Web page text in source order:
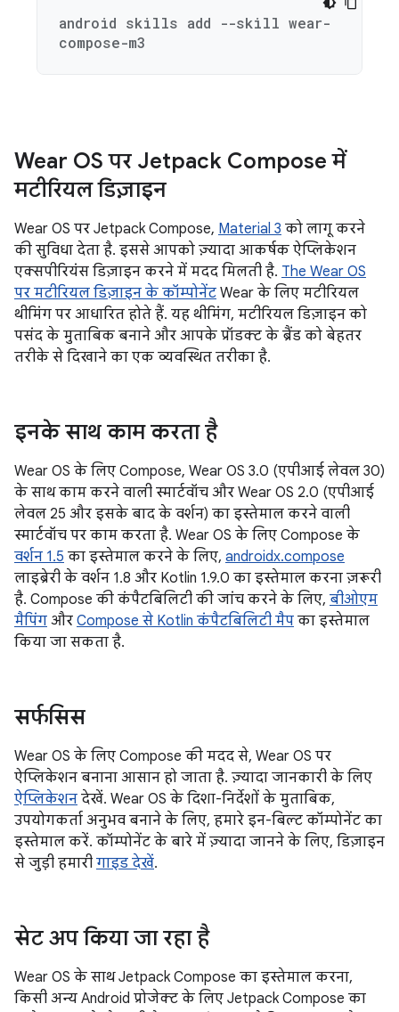
android skills add --skill wear-
compose-m3
Wear OS पर Jetpack Compose में
मटीरियल डिज़ाइन
Wear OS पर Jetpack Compose, Material 3 को लागू करने
की सुविधा देता है. इससे आपको ज़्यादा आकर्षक ऐप्लिकेशन
एक्सपीरियंस डिज़ाइन करने में मदद मिलती है. The Wear OS
पर मटीरियल डिज़ाइन के कॉम्पोनेंट Wear के लिए मटीरियल
थीमिंग पर आधारित होते हैं. यह थीमिंग, मटीरियल डिज़ाइन को
पसंद के मुताबिक बनाने और आपके प्रॉडक्ट के ब्रैंड को बेहतर
तरीके से दिखाने का एक व्यवस्थित तरीका है.
इनके साथ काम करता है
Wear OS के लिए Compose, Wear OS 3.0 (एपीआई लेवल 30)
के साथ काम करने वाली स्मार्टवॉच और Wear OS 2.0 (एपीआई
लेवल 25 और इसके बाद के वर्शन) का इस्तेमाल करने वाली
स्मार्टवॉच पर काम करता है. Wear OS के लिए Compose के
वर्शन 1.5 का इस्तेमाल करने के लिए, androidx.compose
लाइब्रेरी के वर्शन 1.8 और Kotlin 1.9.0 का इस्तेमाल करना ज़रूरी
है. Compose की कंपैटबिलिटी की जांच करने के लिए, बीओएम
मैपिंग और Compose से Kotlin कंपैटबिलिटी मैप का इस्तेमाल
किया जा सकता है.
सर्फसिस
Wear OS के लिए Compose की मदद से, Wear OS पर
ऐप्लिकेशन बनाना आसान हो जाता है. ज़्यादा जानकारी के लिए
ऐप्लिकेशन देखें. Wear OS के दिशा-निर्देशों के मुताबिक,
उपयोगकर्ता अनुभव बनाने के लिए, हमारे इन-बिल्ट कॉम्पोनेंट का
इस्तेमाल करें. कॉम्पोनेंट के बारे में ज़्यादा जानने के लिए, डिज़ाइन
से जुड़ी हमारी गाइड देखें.
सेट अप किया जा रहा है
Wear OS के साथ Jetpack Compose का इस्तेमाल करना,
किसी अन्य Android प्रोजेक्ट के लिए Jetpack Compose का